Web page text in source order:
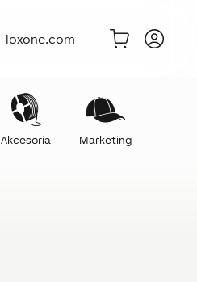
loxone.com
Akcesoria Marketing